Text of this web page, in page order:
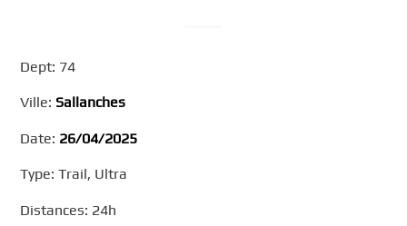
Dept: 74
Ville: Sallanches
Date: 26/04/2025
Type: Trail, Ultra
Distances: 24h